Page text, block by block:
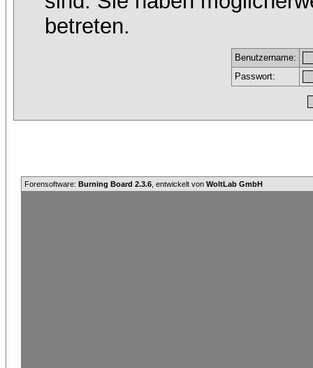
betreten.
Benutzername:
Passwort:
Forensoftware: Burning Board 2.3.6 , entwickelt von WoltLab GmbH